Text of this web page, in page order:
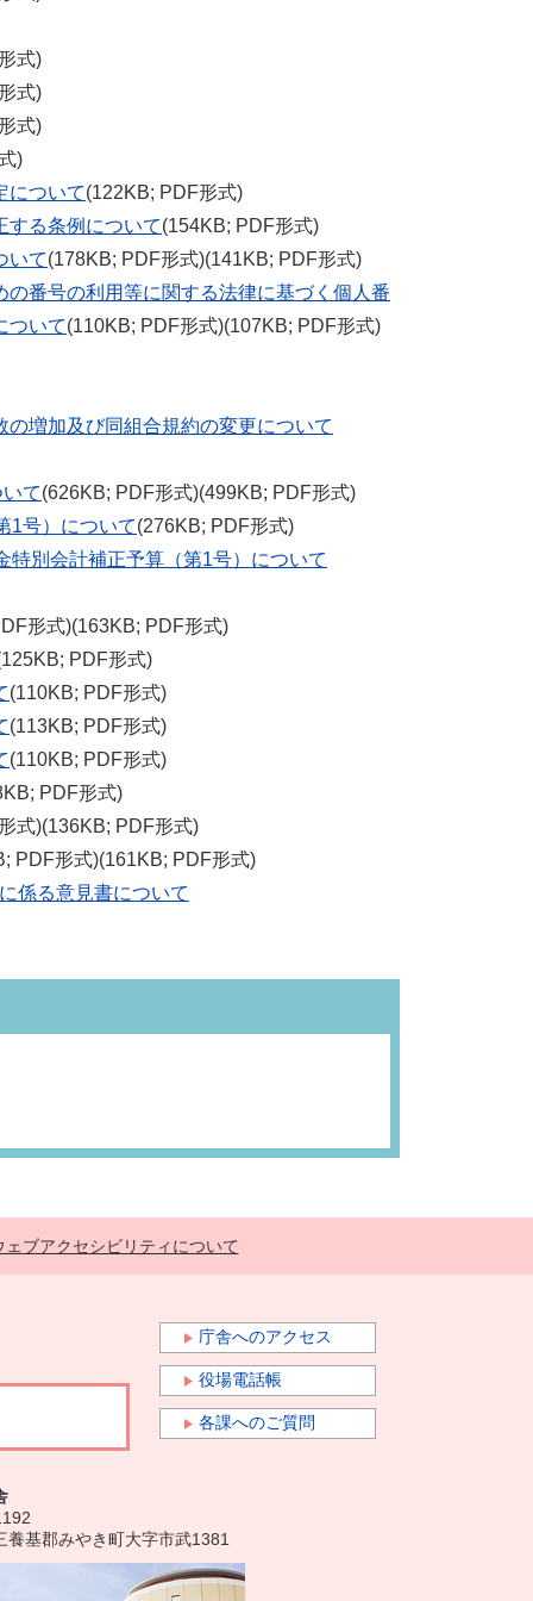
式)
式)
式)
)
について(122KB; PDF形式)
る条例について(154KB; PDF形式)
いて(178KB; PDF形式)(141KB; PDF形式)
番号の利用等に関する法律に基づく個人番
ついて(110KB; PDF形式)(107KB; PDF形式)
増加及び同組合規約の変更について
て(626KB; PDF形式)(499KB; PDF形式)
1号）について(276KB; PDF形式)
別会計補正予算（第1号）について
形式)(163KB; PDF形式)
PDF形式)
(110KB; PDF形式)
(113KB; PDF形式)
(110KB; PDF形式)
PDF形式)
式)(136KB; PDF形式)
PDF形式)(161KB; PDF形式)
係る意見書について
ェブアクセシビリティについて
庁舎へのアクセス
役場電話帳
各課へのご質問
養基郡みやき町大字市武1381